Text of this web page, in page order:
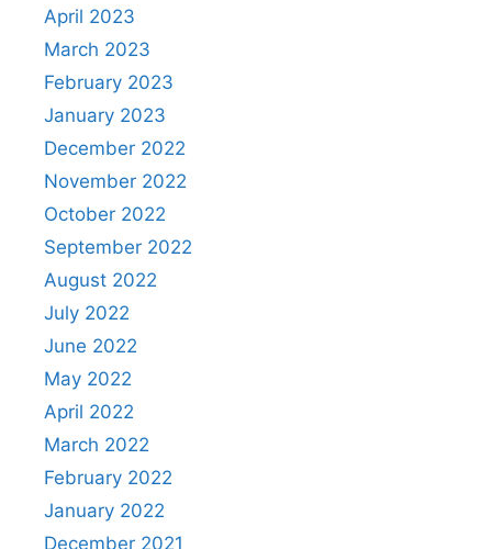
April 2023
March 2023
February 2023
January 2023
December 2022
November 2022
October 2022
September 2022
August 2022
July 2022
June 2022
May 2022
April 2022
March 2022
February 2022
January 2022
December 2021